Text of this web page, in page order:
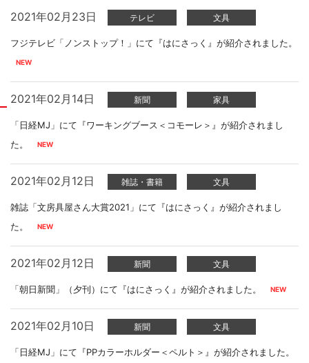
2021年02月23日 テレビ 文具
フジテレビ「ノンストップ！」にて『はにさっく』が紹介されました。
2021年02月14日 新聞 家具
「日経MJ」にて『ワーキングブース＜コモーレ＞』が紹介されまし
た。
2021年02月12日 雑誌・書籍 文具
雑誌「文房具屋さん大賞2021」にて『はにさっく』が紹介されまし
た。
2021年02月12日 新聞 文具
「朝日新聞」（夕刊）にて『はにさっく』が紹介されました。
2021年02月10日 新聞 文具
「日経MJ」にて『PPカラーホルダー＜ペルト＞』が紹介されました。